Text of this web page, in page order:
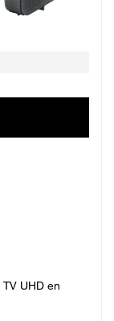
UHD en